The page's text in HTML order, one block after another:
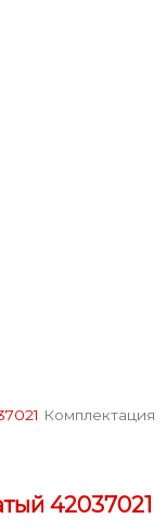
Комплектация
42037021